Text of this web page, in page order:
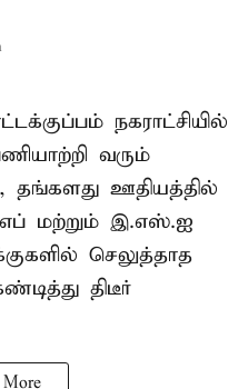
நகராட்சியில்
வரும்
, தங்களது ஊதியத்தில்
மற்றும் இ.எஸ்.ஐ
செலுத்தாத
திடீர்